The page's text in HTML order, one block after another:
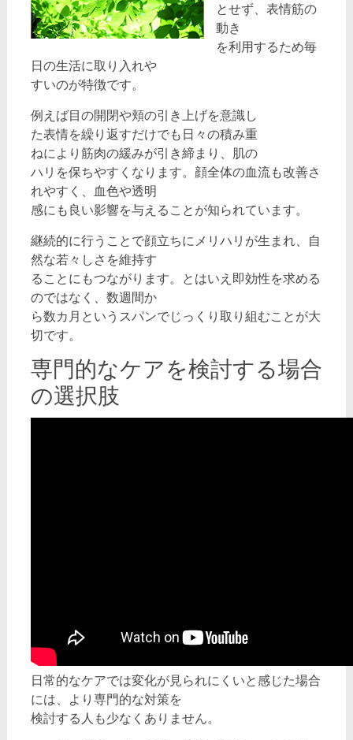
とせず、表情筋の
動き
を利用するため毎
日の生活に取り入れや
すいのが特徴です。
例えば目の開閉や頬の引き上げを意識し
た表情を繰り返すだけでも日々の積み重
ねにより筋肉の緩みが引き締まり、肌の
ハリを保ちやすくなります。顔全体の血流も改善さ
れやすく、血色や透明
感にも良い影響を与えることが知られています。
継続的に行うことで顔立ちにメリハリが生まれ、自
然な若々しさを維持す
ることにもつながります。とはいえ即効性を求める
のではなく、数週間か
ら数カ月というスパンでじっくり取り組むことが大
切です。
専門的なケアを検討する場合
の選択肢
日常的なケアでは変化が見られにくいと感じた場合
には、より専門的な対策を
検討する人も少なくありません。